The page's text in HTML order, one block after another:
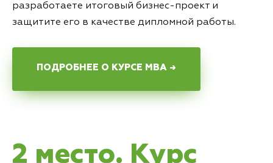
разработаете итоговый бизнес-проект и
защитите его в качестве дипломной работы.
ПОДРОБНЕЕ О КУРСЕ MBA →
2 место. Курс